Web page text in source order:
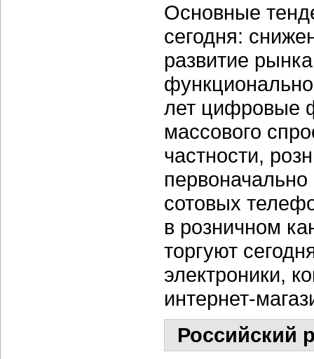
Основные
сегодня:
развитие
лет цифровые
массового
частности,
сотовых
в розничном
торгуют
электроники,
интернет-
Российский